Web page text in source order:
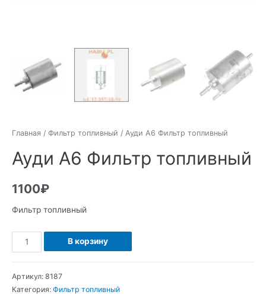
Главная / Фильтр топливный / Ауди А6 Фильтр топливный
Ауди А6 Фильтр топливный
1100₽
Фильтр топливный
Количество
Ауди
Фильтр
В корзину
Артикул: 8187
Категория: Фильтр топливный